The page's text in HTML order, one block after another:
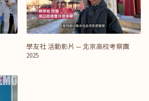
學友社 活動影片 — 北京高校考察團
2025